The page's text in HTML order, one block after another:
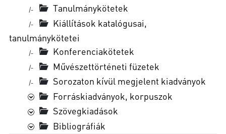
|- Tanulmánykötetek
|-
Kiállítások katalógusai,
tanulmánykötetei
|- Konferenciakötetek
|- Művészettörténeti füzetek
|-
Sorozaton kívül megjelent kiadványok
Forráskiadványok, korpuszok
Szövegkiadások
Bibliográfiák